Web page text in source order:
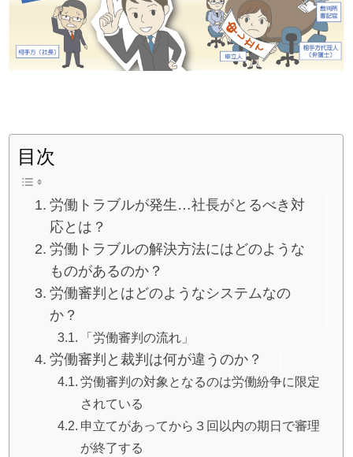
目次
労働トラブルが発生…社長がとるべき対
応とは？
労働トラブルの解決方法にはどのような
ものがあるのか？
労働審判とはどのようなシステムなの
か？
「労働審判の流れ」
労働審判と裁判は何が違うのか？
労働審判の対象となるのは労働紛争に限定
されている
申立てがあってから３回以内の期日で審理
が終了する